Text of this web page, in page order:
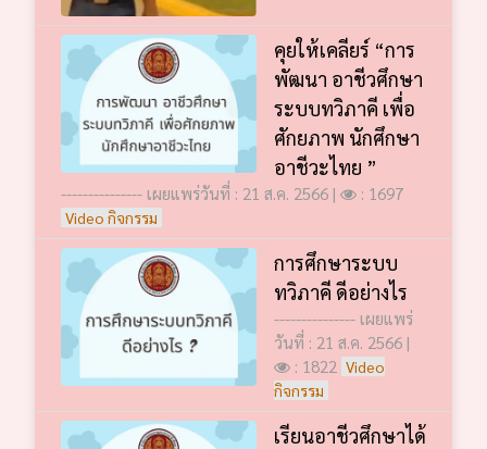
คุยให้เคลียร์ “การ
พัฒนา อาชีวศึกษา
ระบบทวิภาคี เพื่อ
ศักยภาพ นักศึกษา
อาชีวะไทย ”
--------------- เผยแพร่วันที่ : 21 ส.ค. 2566 | : 1697
Video กิจกรรม
การศึกษาระบบ
ทวิภาคี ดีอย่างไร
--------------- เผยแพร่
วันที่ : 21 ส.ค. 2566 |
: 1822 Video
กิจกรรม
เรียนอาชีวศึกษาได้